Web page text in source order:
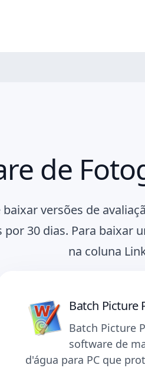
de
baixar versões de
por 30 dias. Para baixar
na coluna
Batch Picture
Batch Picture
software de
d'água para PC que